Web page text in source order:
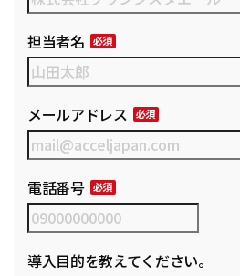
担当者名
メールアドレス
電話番号
導入目的を教えてください。